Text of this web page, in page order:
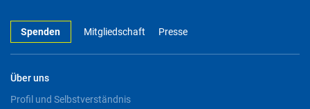
Spenden Mitgliedschaft Presse
Über uns
Profil und Selbstverständnis